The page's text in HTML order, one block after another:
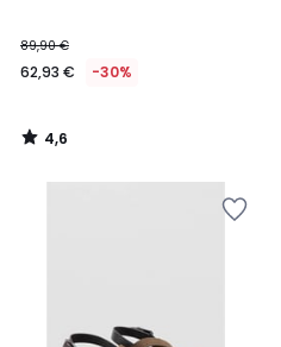
89,90 €
62,93 € -30%
4,6
/